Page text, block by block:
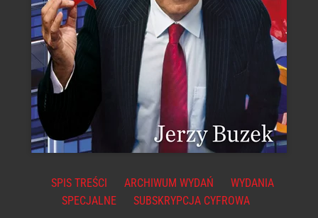
SPIS TREŚCI ARCHIWUM WYDAŃ
WYDANIA
SPECJALNE
SUBSKRYPCJA CYFROWA